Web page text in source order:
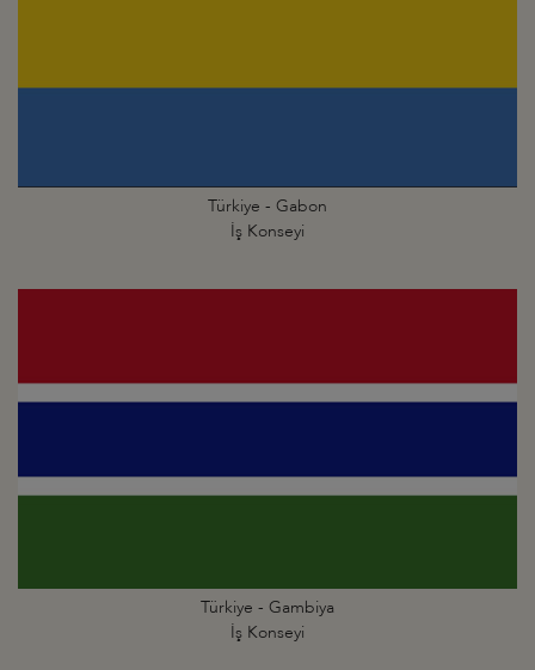
Türkiye - Gabon
İş Konseyi
Türkiye - Gambiya
İş Konseyi